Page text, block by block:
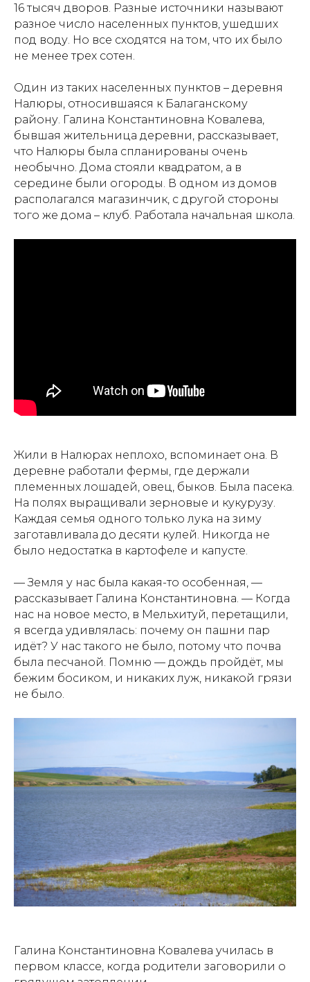
16 тысяч дворов. Разные источники называют
разное число населенных пунктов, ушедших
под воду. Но все сходятся на том, что их было
не менее трех сотен.
Один из таких населенных пунктов – деревня
Налюры, относившаяся к Балаганскому
району. Галина Константиновна Ковалева,
бывшая жительница деревни, рассказывает,
что Налюры была спланированы очень
необычно. Дома стояли квадратом, а в
середине были огороды. В одном из домов
располагался магазинчик, с другой стороны
того же дома – клуб. Работала начальная школа.
Жили в Налюрах неплохо, вспоминает она. В
деревне работали фермы, где держали
племенных лошадей, овец, быков. Была пасека.
На полях выращивали зерновые и кукурузу.
Каждая семья одного только лука на зиму
заготавливала до десяти кулей. Никогда не
было недостатка в картофеле и капусте.
— Земля у нас была какая-то особенная, —
рассказывает Галина Константиновна. — Когда
нас на новое место, в Мельхитуй, перетащили,
я всегда удивлялась: почему он пашни пар
идёт? У нас такого не было, потому что почва
была песчаной. Помню — дождь пройдёт, мы
бежим босиком, и никаких луж, никакой грязи
не было.
Галина Константиновна Ковалева училась в
первом классе, когда родители заговорили о